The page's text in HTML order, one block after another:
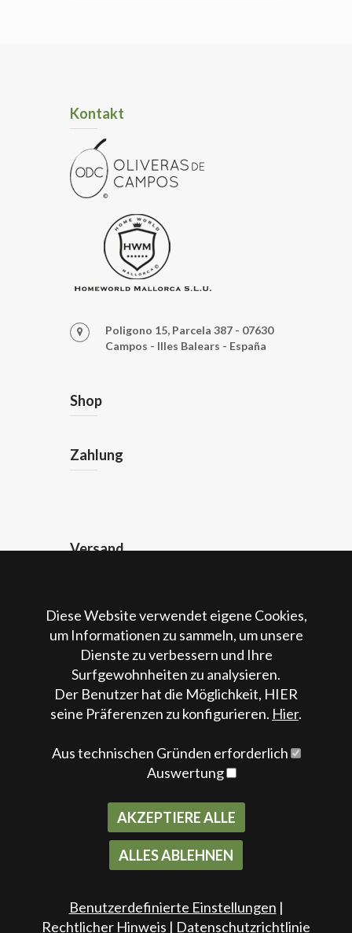
Kontakt
Poligono 15, Parcela 387 - 07630
Campos - Illes Balears - España
Shop
Zahlung
Versand
Impressum
AGB
Datenschutz & Cookies
00 491 733 069 843
00 491 604 795 345
publicidad y diseño
Diese Website verwendet eigene Cookies,
um Informationen zu sammeln, um unsere
Dienste zu verbessern und Ihre
Surfgewohnheiten zu analysieren.
Der Benutzer hat die Möglichkeit, HIER
seine Präferenzen zu konfigurieren. Hier.
Aus technischen Gründen erforderlich
Auswertung
AKZEPTIERE ALLE
ALLES ABLEHNEN
Benutzerdefinierte Einstellungen |
Rechtlicher Hinweis | Datenschutzrichtlinie